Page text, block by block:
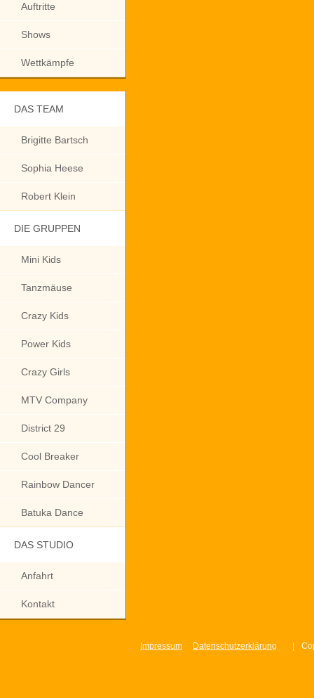
Auftritte
Shows
Wettkämpfe
DAS TEAM
Brigitte Bartsch
Sophia Heese
Robert Klein
DIE GRUPPEN
Mini Kids
Tanzmäuse
Crazy Kids
Power Kids
Crazy Girls
MTV Company
District 29
Cool Breaker
Rainbow Dancer
Batuka Dance
DAS STUDIO
Anfahrt
Kontakt
Impressum Datenschutzerklärung